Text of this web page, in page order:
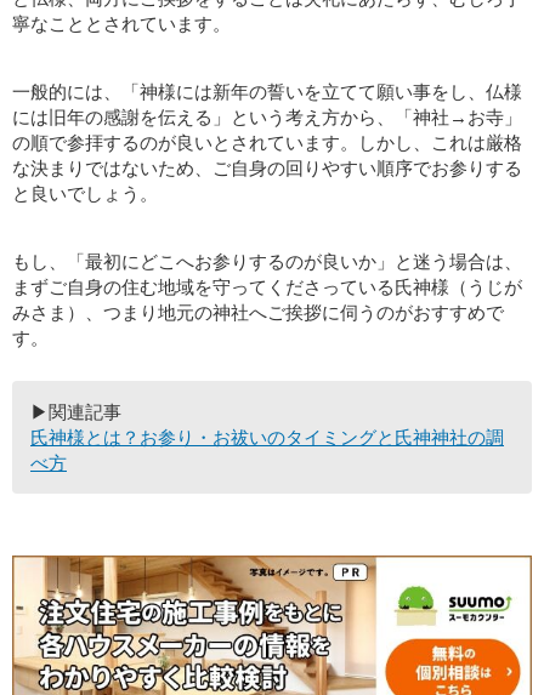
寧なこととされています。
一般的には、「神様には新年の誓いを立てて願い事をし、仏様
には旧年の感謝を伝える」という考え方から、「神社→お寺」
の順で参拝するのが良いとされています。しかし、これは厳格
な決まりではないため、ご自身の回りやすい順序でお参りする
と良いでしょう。
もし、「最初にどこへお参りするのが良いか」と迷う場合は、
まずご自身の住む地域を守ってくださっている氏神様（うじが
みさま）、つまり地元の神社へご挨拶に伺うのがおすすめで
す。
▶関連記事
氏神様とは？お参り・お祓いのタイミングと氏神神社の調
べ方